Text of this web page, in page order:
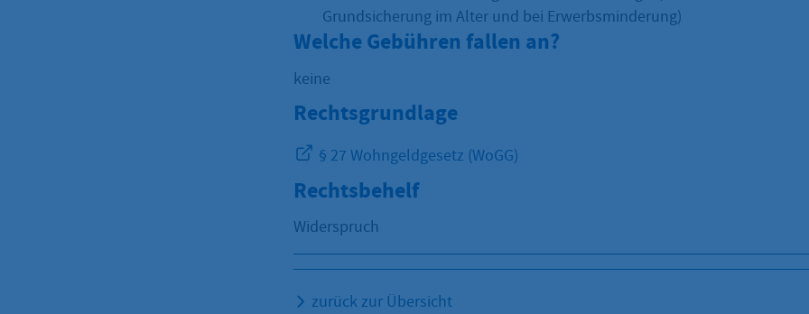
Grundsicherung im Alter und bei Erwerbsminderung)
Welche Gebühren fallen an?
keine
Rechtsgrundlage
§ 27 Wohngeldgesetz (WoGG)
Rechtsbehelf
Widerspruch
zurück zur Übersicht